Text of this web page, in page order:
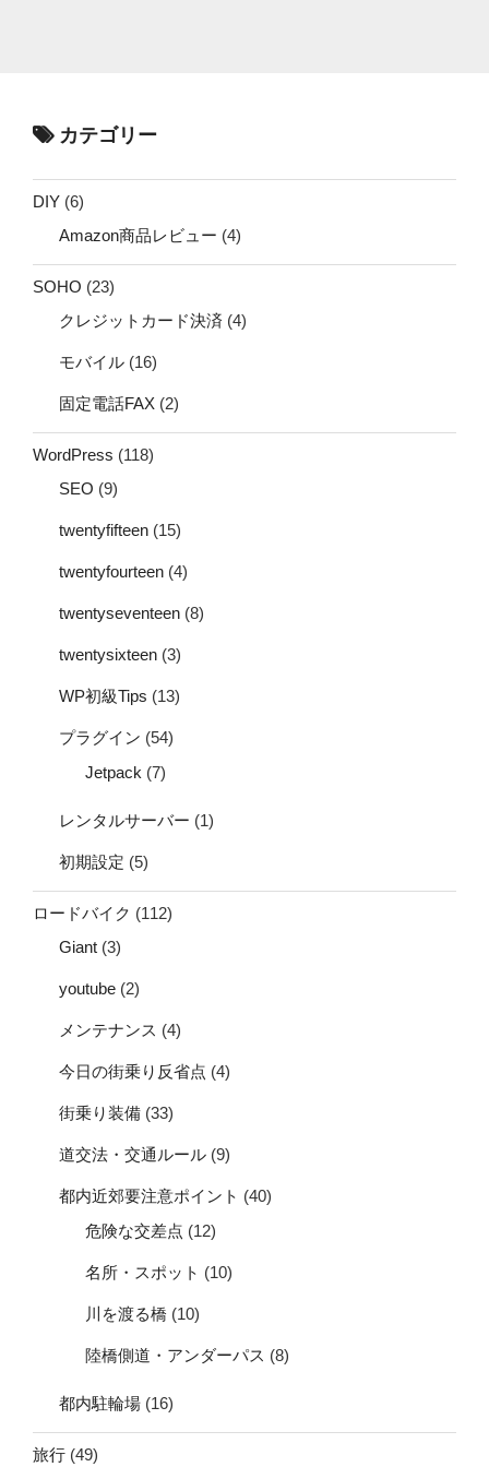
カテゴリー
DIY (6)
Amazon商品レビュー (4)
SOHO (23)
クレジットカード決済 (4)
モバイル (16)
固定電話FAX (2)
WordPress (118)
SEO (9)
twentyfifteen (15)
twentyfourteen (4)
twentyseventeen (8)
twentysixteen (3)
WP初級Tips (13)
プラグイン (54)
Jetpack (7)
レンタルサーバー (1)
初期設定 (5)
ロードバイク (112)
Giant (3)
youtube (2)
メンテナンス (4)
今日の街乗り反省点 (4)
街乗り装備 (33)
道交法・交通ルール (9)
都内近郊要注意ポイント (40)
危険な交差点 (12)
名所・スポット (10)
川を渡る橋 (10)
陸橋側道・アンダーパス (8)
都内駐輪場 (16)
旅行 (49)